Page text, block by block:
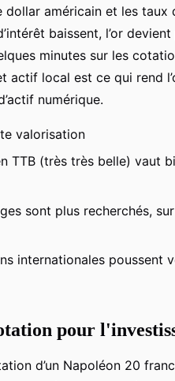
américain et les taux
baissent, l’or
minutes sur les
actif local est ce qui rend
numérique.
valorisation
TTB (très très belle) vaut
sont plus recherchés,
internationales poussent
pour
d’un Napoléon 20